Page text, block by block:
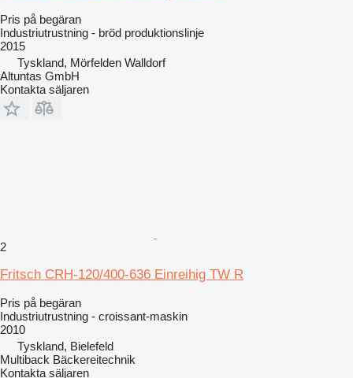
Pris på begäran
Industriutrustning - bröd produktionslinje
2015
Tyskland, Mörfelden Walldorf
Altuntas GmbH
Kontakta säljaren
2
Fritsch CRH-120/400-636 Einreihig TW R
Pris på begäran
Industriutrustning - croissant-maskin
2010
Tyskland, Bielefeld
Multiback Bäckereitechnik
Kontakta säljaren